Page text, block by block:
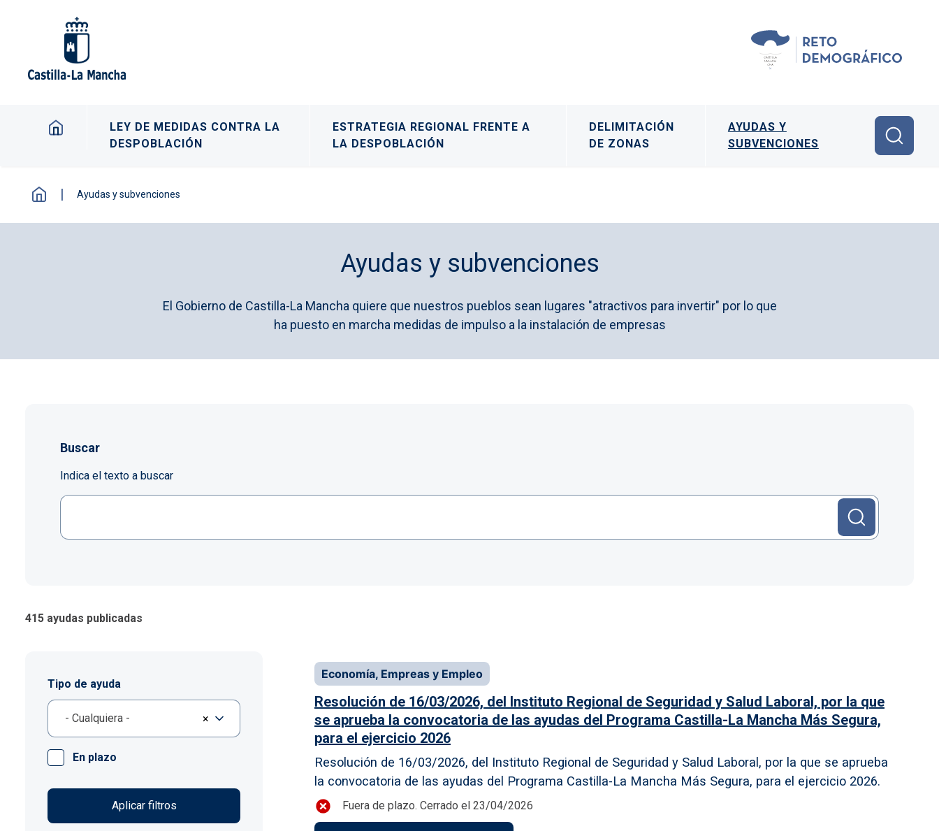
Navegación principal
LEY DE MEDIDAS CONTRA LA
DESPOBLACIÓN
ESTRATEGIA REGIONAL FRENTE A
LA DESPOBLACIÓN
DELIMITACIÓN
DE ZONAS
AYUDAS Y
SUBVENCIONES
Ayudas y subvenciones
Ayudas y subvenciones
El Gobierno de Castilla-La Mancha quiere que nuestros pueblos sean lugares "atractivos para invertir" por lo que
ha puesto en marcha medidas de impulso a la instalación de empresas
Buscar
Indica el texto a buscar
415 ayudas publicadas
Tipo de ayuda
×
- Cualquiera -
En plazo
Economía, Empreas y Empleo
Resolución de 16/03/2026, del Instituto Regional de Seguridad y Salud Laboral, por la que
se aprueba la convocatoria de las ayudas del Programa Castilla-La Mancha Más Segura,
para el ejercicio 2026
Resolución de 16/03/2026, del Instituto Regional de Seguridad y Salud Laboral, por la que se aprueba
la convocatoria de las ayudas del Programa Castilla-La Mancha Más Segura, para el ejercicio 2026.
Fuera de plazo. Cerrado el 23/04/2026